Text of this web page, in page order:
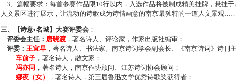
3、篇幅要求：每首参赛作品限10行以内，入选作品将被制成精美挂牌，悬挂
人文景区进行展示，让流动的诗歌成为诗情画意的南京最独特的一道人文景观
三、【诗意•名城】大赛评委会 ：
评委会主任： 唐晓渡 ，著名诗人、评论家，作家出版社编审；
评委： 王宜早 ，著名诗人、书法家。南京诗词学会副会长、《南京诗词》诗刊
车前子 ，著名诗人，散文家；
冯亦同 ，著名诗人，南京作协顾问、江苏诗词协会顾问；
娜夜（女）
，著名诗人，第三届鲁迅文学优秀诗歌奖获得者；